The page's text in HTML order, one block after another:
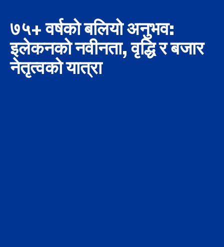
७५+ वर्षको बलियो अनुभव:
इलेकनको नवीनता, वृद्धि र बजार
नेतृत्वको यात्रा